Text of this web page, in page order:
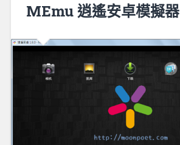
MEmu 逍遙安卓模擬器